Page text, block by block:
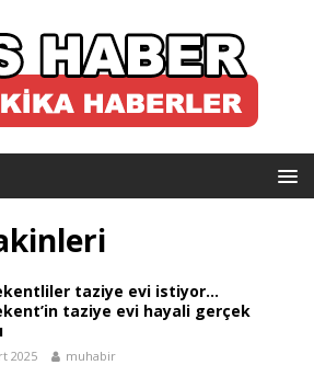
taziye evi istiyor…
taziye evi hayali gerçek
2025 muhabir